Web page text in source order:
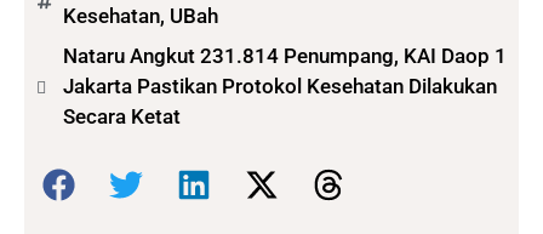
Kesehatan, UBah
Nataru Angkut 231.814 Penumpang, KAI Daop 1
Jakarta Pastikan Protokol Kesehatan Dilakukan
Secara Ketat
Bagikan: